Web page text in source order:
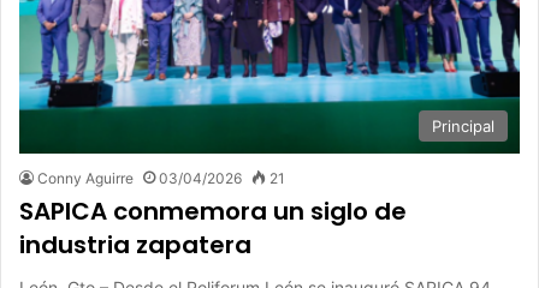
Principal
Conny Aguirre 03/04/2026 21
SAPICA conmemora un siglo de
industria zapatera